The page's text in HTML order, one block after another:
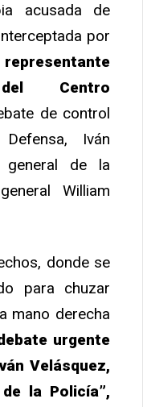
acusada de
por
Centro
de control
Iván
general de la
William
donde se
para chuzar
mano derecha
urgente
Velásquez,
la Policía”,